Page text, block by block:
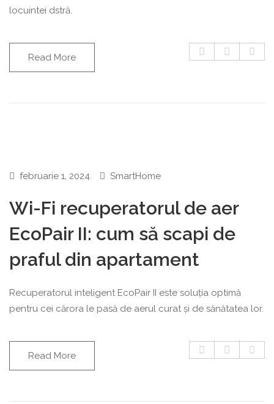
locuintei dstră.
Read More
februarie 1, 2024 SmartHome
Wi-Fi recuperatorul de aer
EcoPair II: cum să scapi de
praful din apartament
Recuperatorul inteligent EcoPair II este soluția optimă
pentru cei cărora le pasă de aerul curat și de sănătatea lor.
Read More